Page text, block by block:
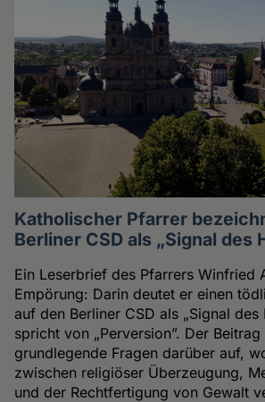
Katholischer Pfarrer
Berliner CSD als „Signal des
Ein Leserbrief des Pfarrers Winfried
Empörung: Darin deutet er einen
auf den Berliner CSD als „Signal des
spricht von „Perversion”. Der
grundlegende Fragen darüber auf,
zwischen religiöser Überzeugung,
und der Rechtfertigung von Gewalt